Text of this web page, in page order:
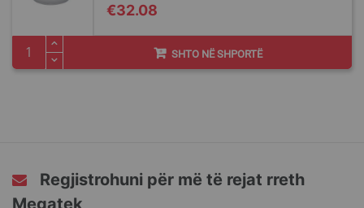
€32.08
SHTO NË SHPORTË
Regjistrohuni për më të rejat rreth
Megatek